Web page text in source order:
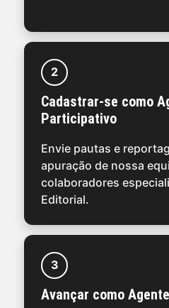
2
Cadastrar-se como
Participativo
Envie pautas e
apuração de nossa
colaboradores
Editorial.
3
Avançar como